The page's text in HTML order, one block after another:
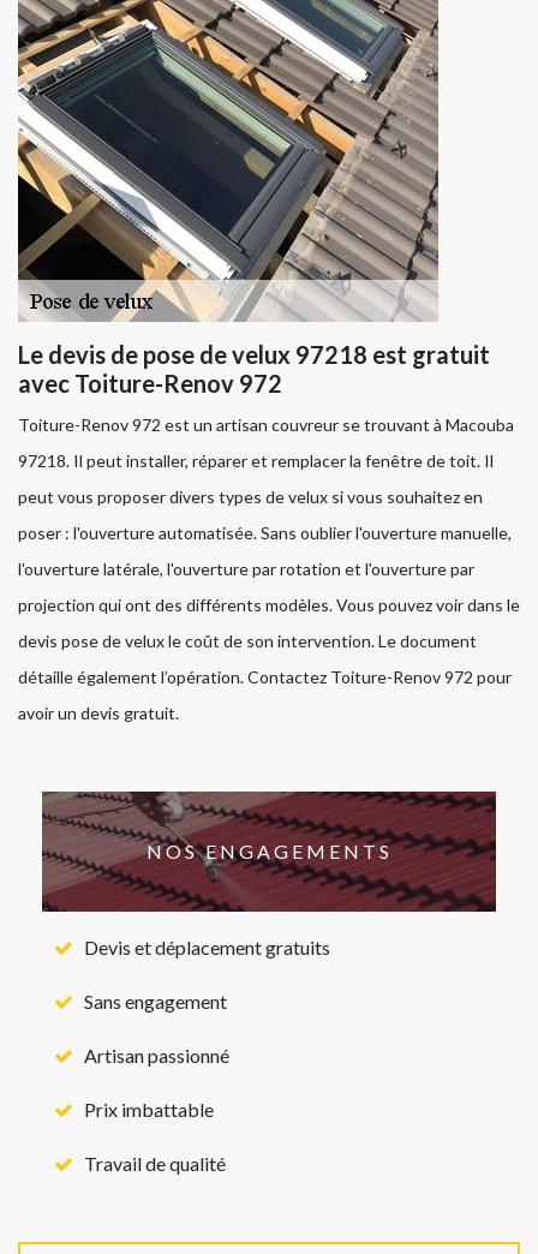
Le devis de pose de velux 97218 est gratuit
avec Toiture-Renov 972
Toiture-Renov 972 est un artisan couvreur se trouvant à Macouba
97218. Il peut installer, réparer et remplacer la fenêtre de toit. Il
peut vous proposer divers types de velux si vous souhaitez en
poser : l'ouverture automatisée. Sans oublier l'ouverture manuelle,
l'ouverture latérale, l'ouverture par rotation et l'ouverture par
projection qui ont des différents modèles. Vous pouvez voir dans le
devis pose de velux le coût de son intervention. Le document
détaille également l’opération. Contactez Toiture-Renov 972 pour
avoir un devis gratuit.
NOS ENGAGEMENTS
Devis et déplacement gratuits
Sans engagement
Artisan passionné
Prix imbattable
Travail de qualité